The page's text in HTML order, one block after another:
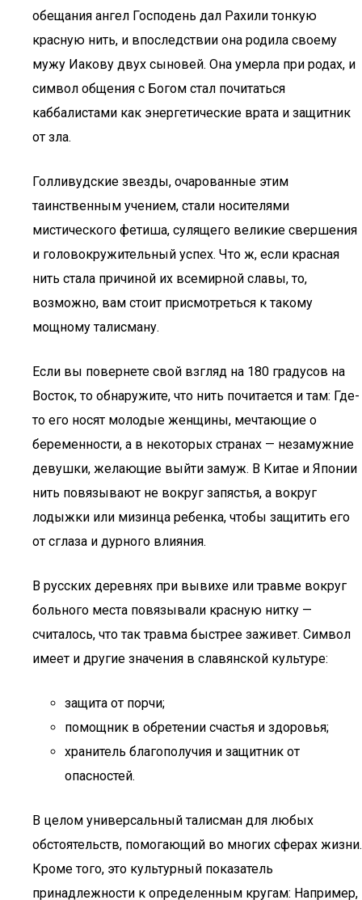
обещания ангел Господень дал Рахили тонкую
красную нить, и впоследствии она родила своему
мужу Иакову двух сыновей. Она умерла при родах, и
символ общения с Богом стал почитаться
каббалистами как энергетические врата и защитник
от зла.
Голливудские звезды, очарованные этим
таинственным учением, стали носителями
мистического фетиша, сулящего великие свершения
и головокружительный успех. Что ж, если красная
нить стала причиной их всемирной славы, то,
возможно, вам стоит присмотреться к такому
мощному талисману.
Если вы повернете свой взгляд на 180 градусов на
Восток, то обнаружите, что нить почитается и там: Где-
то его носят молодые женщины, мечтающие о
беременности, а в некоторых странах — незамужние
девушки, желающие выйти замуж. В Китае и Японии
нить повязывают не вокруг запястья, а вокруг
лодыжки или мизинца ребенка, чтобы защитить его
от сглаза и дурного влияния.
В русских деревнях при вывихе или травме вокруг
больного места повязывали красную нитку —
считалось, что так травма быстрее заживет. Символ
имеет и другие значения в славянской культуре:
защита от порчи;
помощник в обретении счастья и здоровья;
хранитель благополучия и защитник от
опасностей.
В целом универсальный талисман для любых
обстоятельств, помогающий во многих сферах жизни.
Кроме того, это культурный показатель
принадлежности к определенным кругам: Например,